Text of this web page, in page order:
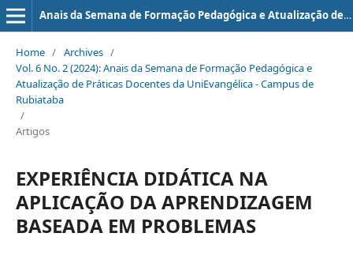
Anais da Semana de Formação Pedagógica e Atualização de Práticas Docentes da UniEvangélica - Campus de Rubiataba
Home / Archives /
Vol. 6 No. 2 (2024): Anais da Semana de Formação Pedagógica e
Atualização de Práticas Docentes da UniEvangélica - Campus de
Rubiataba
/
Artigos
EXPERIÊNCIA DIDÁTICA NA
APLICAÇÃO DA APRENDIZAGEM
BASEADA EM PROBLEMAS